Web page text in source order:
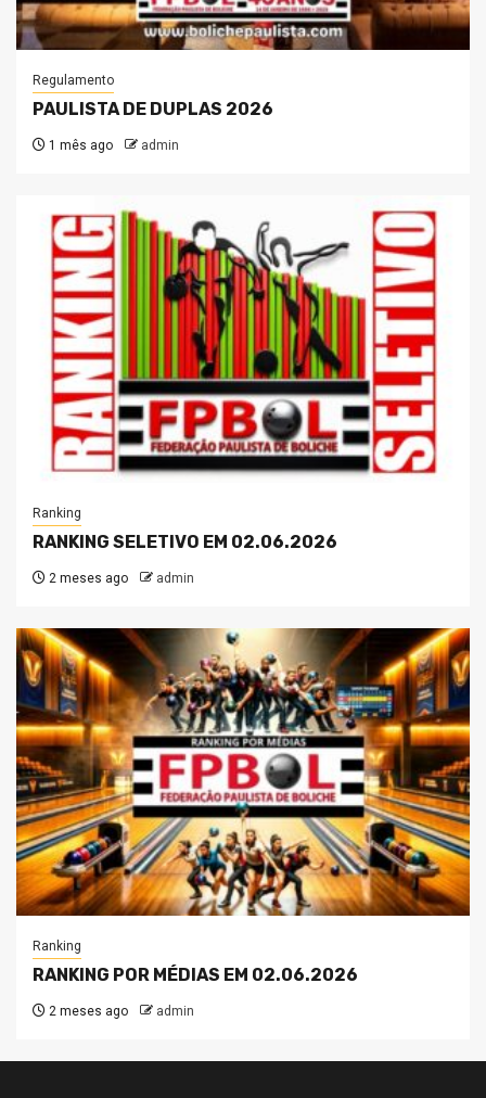
Regulamento
PAULISTA DE DUPLAS 2026
1 mês ago admin
Ranking
RANKING SELETIVO EM 02.06.2026
2 meses ago admin
Ranking
RANKING POR MÉDIAS EM 02.06.2026
2 meses ago admin